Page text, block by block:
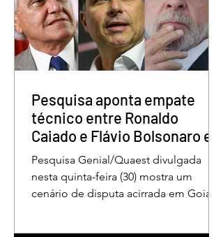
Quem é o Jornalista
Carlos Peixoto,
homenageado pela
CLDF no Dia da
Pesquisa aponta empate
técnico entre Ronaldo
Caiado e Flávio Bolsonaro em
Goiás
Pesquisa Genial/Quaest divulgada
nesta quinta-feira (30) mostra um
cenário de disputa acirrada em Goiás